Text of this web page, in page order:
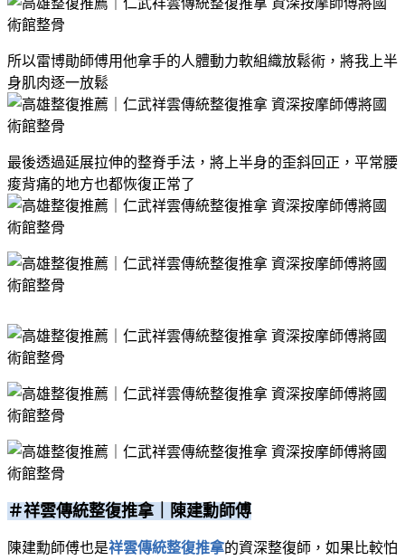
所以雷博勛師傅用他拿手的人體動力軟組織放鬆術，將我上半
身肌肉逐一放鬆
最後透過延展拉伸的整脊手法，將上半身的歪斜回正，平常腰
痠背痛的地方也都恢復正常了
＃祥雲傳統整復推拿｜陳建勳師傅
陳建勳師傅也是祥雲傳統整復推拿的資深整復師，如果比較怕